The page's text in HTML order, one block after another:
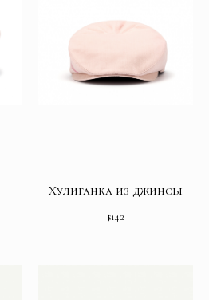
Хулиганка из джинсы
$142